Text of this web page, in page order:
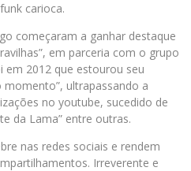
carioca.
começaram a ganhar destaque
em parceria com o grupo
em 2012 que estourou seu
momento”, ultrapassando a
no youtube, sucedido de
da Lama” entre outras.
nas redes sociais e rendem
Irreverente e